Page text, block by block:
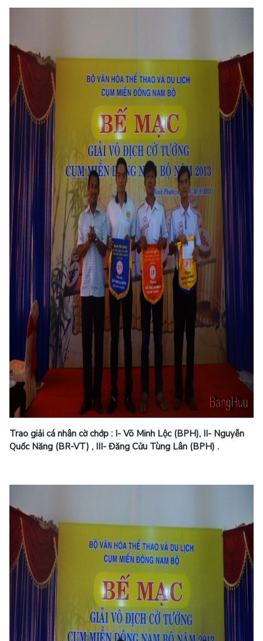
Trao giải cá nhân cờ chớp : I- Võ Minh Lộc (BPH), II- Nguyễn
Quốc Năng (BR-VT) , III- Đăng Cửu Tùng Lân (BPH) .